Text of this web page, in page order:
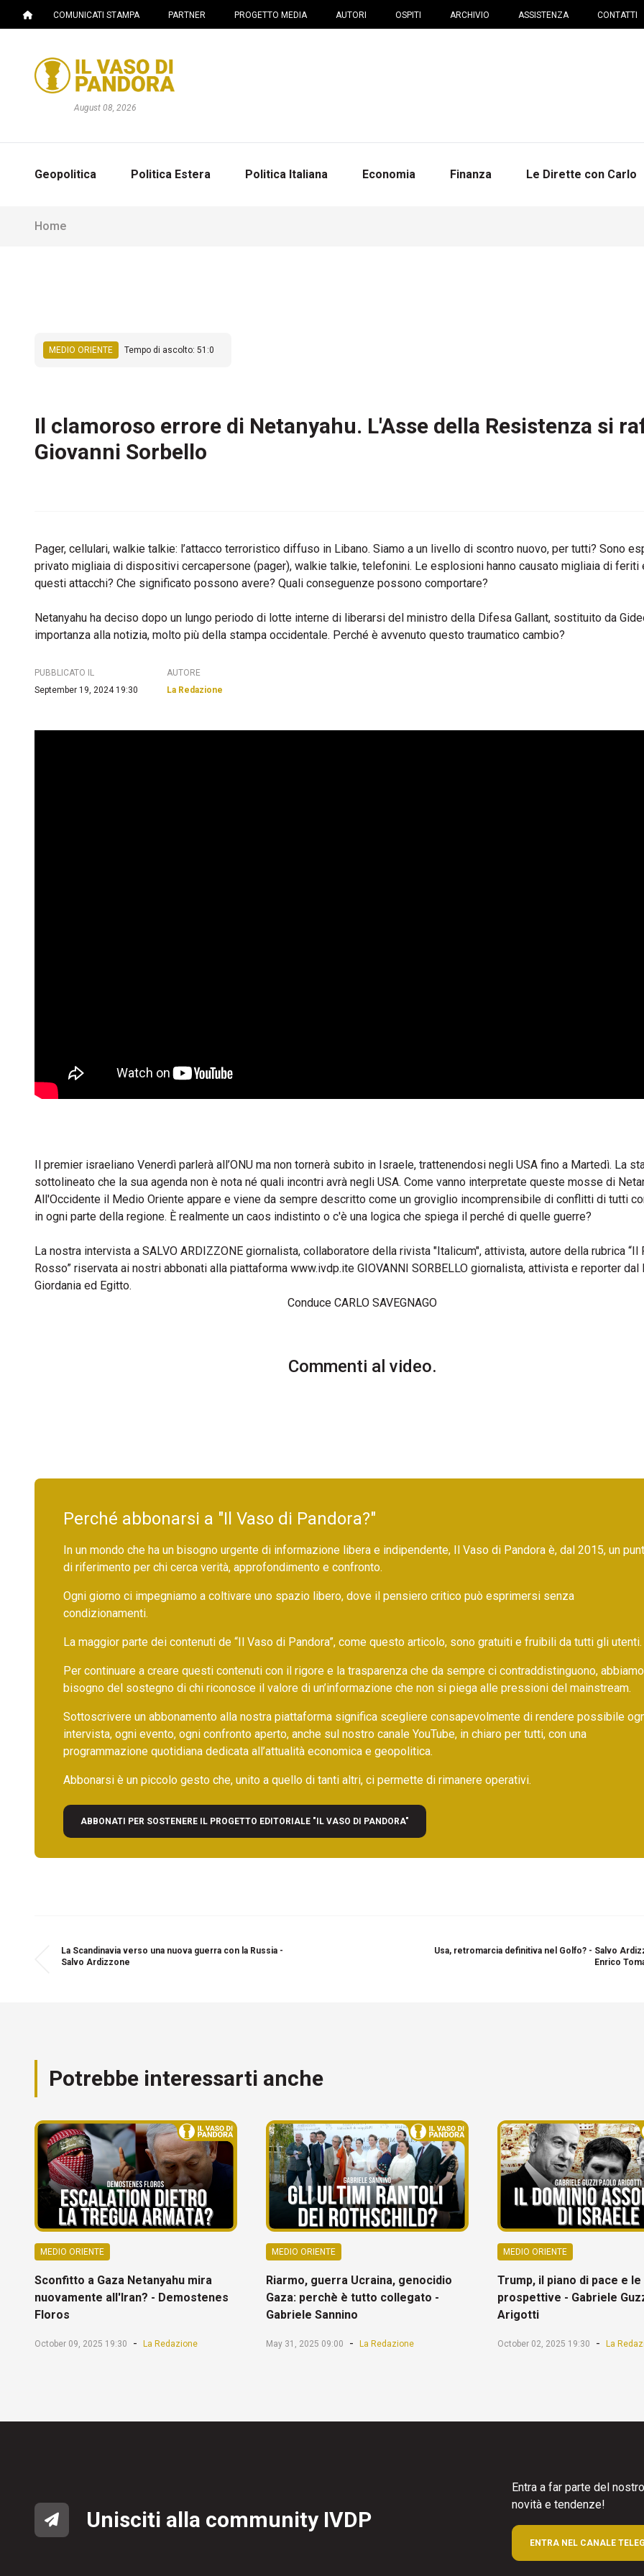
COMUNICATI STAMPA PARTNER PROGETTO MEDIA AUTORI OSPITI ARCHIVIO ASSISTENZA CONTATTI
August 08, 2026
Geopolitica Politica Estera Politica Italiana Economia Finanza Le Dirette con Carlo
Home
MEDIO ORIENTE Tempo di ascolto: 51:0
Il clamoroso errore di Netanyahu. L'Asse della Resistenza si
Giovanni Sorbello
Pager, cellulari, walkie talkie: l’attacco terroristico diffuso in Libano. Siamo a un livello di scontro nuovo, per tutti? Sono
privato migliaia di dispositivi cercapersone (pager), walkie talkie, telefonini. Le esplosioni hanno causato migliaia di
questi attacchi? Che significato possono avere? Quali conseguenze possono comportare?
Netanyahu ha deciso dopo un lungo periodo di lotte interne di liberarsi del ministro della Difesa Gallant, sostituito da
importanza alla notizia, molto più della stampa occidentale. Perché è avvenuto questo traumatico cambio?
PUBBLICATO IL
September 19, 2024 19:30
AUTORE
La Redazione
Il premier israeliano Venerdì parlerà all’ONU ma non tornerà subito in Israele, trattenendosi negli USA fino a Martedì. La
sottolineato che la sua agenda non è nota né quali incontri avrà negli USA. Come vanno interpretate queste mosse di
All'Occidente il Medio Oriente appare e viene da sempre descritto come un groviglio incomprensibile di conflitti di tutti
in ogni parte della regione. È realmente un caos indistinto o c'è una logica che spiega il perché di quelle guerre?
La nostra intervista a SALVO ARDIZZONE giornalista, collaboratore della rivista "Italicum", attivista, autore della rubrica “Il
Rosso” riservata ai nostri abbonati alla piattaforma www.ivdp.ite GIOVANNI SORBELLO giornalista, attivista e reporter dal
Giordania ed Egitto.
Conduce CARLO SAVEGNAGO
Commenti al video.
Perché abbonarsi a "Il Vaso di Pandora?"
In un mondo che ha un bisogno urgente di informazione libera e indipendente, Il Vaso di Pandora è, dal 2015, un
di riferimento per chi cerca verità, approfondimento e confronto.
Ogni giorno ci impegniamo a coltivare uno spazio libero, dove il pensiero critico può esprimersi senza
condizionamenti.
La maggior parte dei contenuti de “Il Vaso di Pandora”, come questo articolo, sono gratuiti e fruibili da tutti gli utenti.
Per continuare a creare questi contenuti con il rigore e la trasparenza che da sempre ci contraddistinguono, abbiamo
bisogno del sostegno di chi riconosce il valore di un’informazione che non si piega alle pressioni del mainstream.
Sottoscrivere un abbonamento alla nostra piattaforma significa scegliere consapevolmente di rendere possibile
intervista, ogni evento, ogni confronto aperto, anche sul nostro canale YouTube, in chiaro per tutti, con una
programmazione quotidiana dedicata all’attualità economica e geopolitica.
Abbonarsi è un piccolo gesto che, unito a quello di tanti altri, ci permette di rimanere operativi.
ABBONATI PER SOSTENERE IL PROGETTO EDITORIALE "IL VASO DI PANDORA"
La Scandinavia verso una nuova guerra con la Russia -
Salvo Ardizzone
Usa, retromarcia definitiva nel Golfo? - Salvo
Enrico
Potrebbe interessarti anche
MEDIO ORIENTE
Sconfitto a Gaza Netanyahu mira
nuovamente all'Iran? - Demostenes
Floros
October 09, 2025 19:30 - La Redazione
MEDIO ORIENTE
Riarmo, guerra Ucraina, genocidio
Gaza: perchè è tutto collegato -
Gabriele Sannino
May 31, 2025 09:00 - La Redazione
MEDIO ORIENTE
Trump, il piano di pace e le
prospettive - Gabriele
Arigotti
October 02, 2025 19:30 - La
Unisciti alla community IVDP
Entra a far parte del
novità e tendenze!
ENTRA NEL CANALE